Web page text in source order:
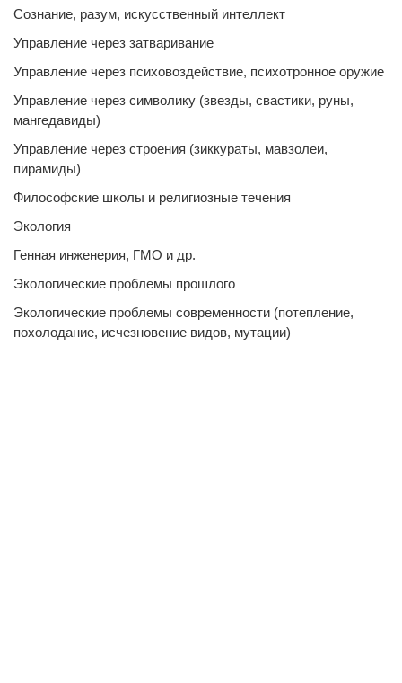
Сознание, разум, искусственный интеллект
Управление через затваривание
Управление через психовоздействие, психотронное оружие
Управление через символику (звезды, свастики, руны,
мангедавиды)
Управление через строения (зиккураты, мавзолеи,
пирамиды)
Философские школы и религиозные течения
Экология
Генная инженерия, ГМО и др.
Экологические проблемы прошлого
Экологические проблемы современности (потепление,
похолодание, исчезновение видов, мутации)